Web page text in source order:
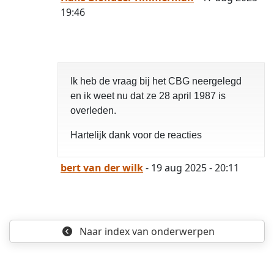
19:46
Ik heb de vraag bij het CBG neergelegd
en ik weet nu dat ze 28 april 1987 is
overleden.
Hartelijk dank voor de reacties
bert van der wilk- 19 aug 2025 - 20:11
Naar indexvan onderwerpen
opgelost